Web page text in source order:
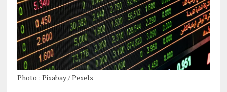
Photo : Pixabay / Pexels